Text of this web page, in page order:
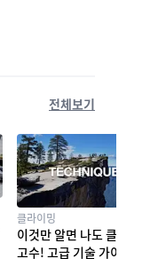
전체보기
클라이밍
이것만 알면 나도 클라이밍
고수! 고급 기술 가이드